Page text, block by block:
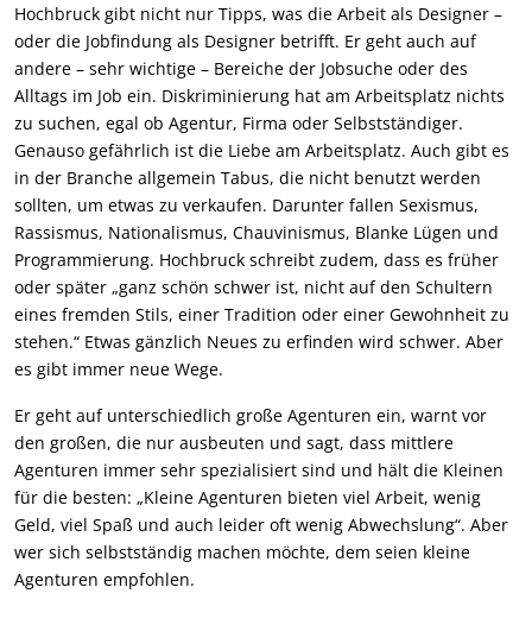
Hochbruck gibt nicht nur Tipps, was die Arbeit als Designer –
oder die Jobfindung als Designer betrifft. Er geht auch auf
andere – sehr wichtige – Bereiche der Jobsuche oder des
Alltags im Job ein. Diskriminierung hat am Arbeitsplatz nichts
zu suchen, egal ob Agentur, Firma oder Selbstständiger.
Genauso gefährlich ist die Liebe am Arbeitsplatz. Auch gibt es
in der Branche allgemein Tabus, die nicht benutzt werden
sollten, um etwas zu verkaufen. Darunter fallen Sexismus,
Rassismus, Nationalismus, Chauvinismus, Blanke Lügen und
Programmierung. Hochbruck schreibt zudem, dass es früher
oder später „ganz schön schwer ist, nicht auf den Schultern
eines fremden Stils, einer Tradition oder einer Gewohnheit zu
stehen.“ Etwas gänzlich Neues zu erfinden wird schwer. Aber
es gibt immer neue Wege.
Er geht auf unterschiedlich große Agenturen ein, warnt vor
den großen, die nur ausbeuten und sagt, dass mittlere
Agenturen immer sehr spezialisiert sind und hält die Kleinen
für die besten: „Kleine Agenturen bieten viel Arbeit, wenig
Geld, viel Spaß und auch leider oft wenig Abwechslung“. Aber
wer sich selbstständig machen möchte, dem seien kleine
Agenturen empfohlen.